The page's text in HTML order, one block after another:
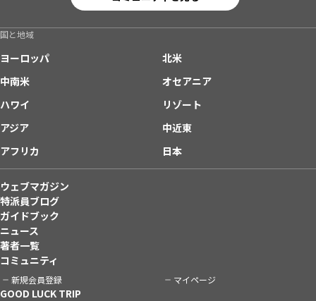
国と地域
ヨーロッパ
北米
中南米
オセアニア
ハワイ
リゾート
アジア
中近東
アフリカ
日本
ウェブマガジン
特派員ブログ
ガイドブック
ニュース
著者一覧
コミュニティ
新規会員登録 マイページ
GOOD LUCK TRIP